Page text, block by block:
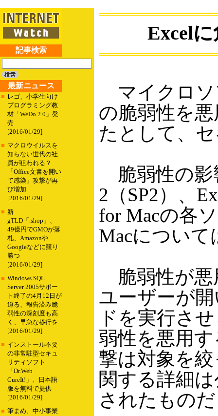
記事検索
最新ニュース
■ レゴ、小学生向け
プログラミング教
材「WeDo 2.0」発
売
[2016/01/29]
■ マクロウイルスを
知らない世代の社
員が狙われる？
「Office文書を開い
て感染」攻撃が再
び増加
[2016/01/29]
■ 新
gTLD「.shop」、
49億円でGMOが落
札、Amazonや
Googleなどに競り
勝つ
[2016/01/29]
■ Windows SQL
Server 2005サポー
ト終了の4月12日が
迫る、報告済み脆
弱性の深刻度も高
く、早急な移行を
[2016/01/29]
■ インストール不要
の非常駐型セキュ
リティソフト
「Dr.Web
CureIt!」、日本語
版を無料で提供
[2016/01/29]
■ 筆まめ、中小事業
Excel
マイクロソ
の脆弱性を
たとして、
脆弱性の影
2（SP2）、
for Macの各
Macについ
脆弱性が悪
ユーザーが
ドを実行さ
弱性を悪用
撃は対象を
関する詳細
されたもの